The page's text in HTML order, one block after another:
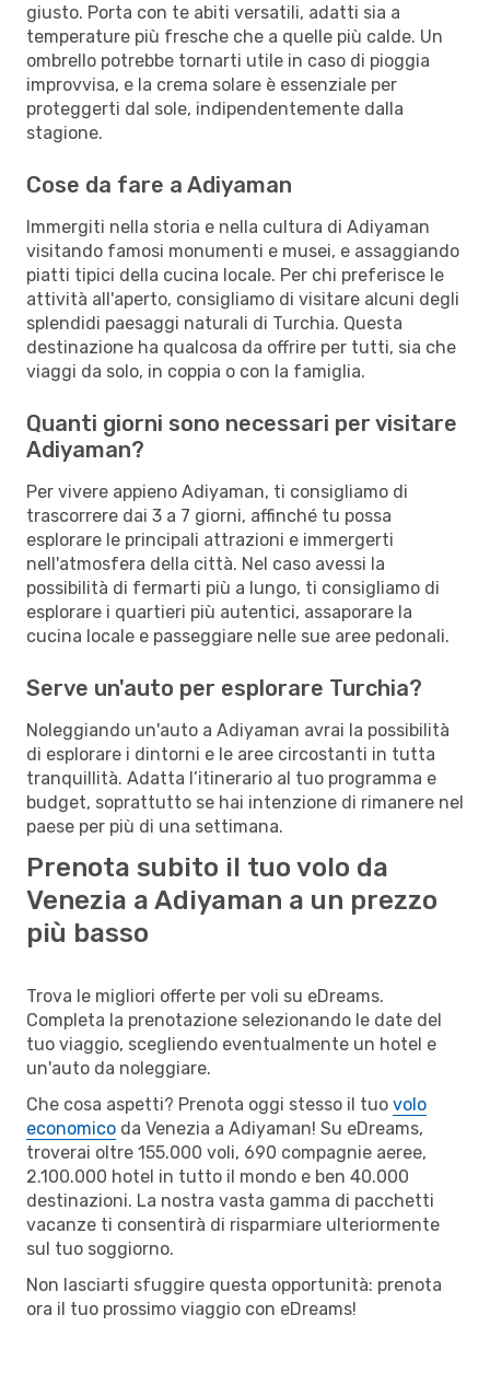
giusto. Porta con te abiti versatili, adatti sia a
temperature più fresche che a quelle più calde. Un
ombrello potrebbe tornarti utile in caso di pioggia
improvvisa, e la crema solare è essenziale per
proteggerti dal sole, indipendentemente dalla
stagione.
Cose da fare a Adiyaman
Immergiti nella storia e nella cultura di Adiyaman
visitando famosi monumenti e musei, e assaggiando
piatti tipici della cucina locale. Per chi preferisce le
attività all'aperto, consigliamo di visitare alcuni degli
splendidi paesaggi naturali di Turchia. Questa
destinazione ha qualcosa da offrire per tutti, sia che
viaggi da solo, in coppia o con la famiglia.
Quanti giorni sono necessari per visitare
Adiyaman?
Per vivere appieno Adiyaman, ti consigliamo di
trascorrere dai 3 a 7 giorni, affinché tu possa
esplorare le principali attrazioni e immergerti
nell'atmosfera della città. Nel caso avessi la
possibilità di fermarti più a lungo, ti consigliamo di
esplorare i quartieri più autentici, assaporare la
cucina locale e passeggiare nelle sue aree pedonali.
Serve un'auto per esplorare Turchia?
Noleggiando un'auto a Adiyaman avrai la possibilità
di esplorare i dintorni e le aree circostanti in tutta
tranquillità. Adatta l’itinerario al tuo programma e
budget, soprattutto se hai intenzione di rimanere nel
paese per più di una settimana.
Prenota subito il tuo volo da
Venezia a Adiyaman a un prezzo
più basso
Trova le migliori offerte per voli su eDreams.
Completa la prenotazione selezionando le date del
tuo viaggio, scegliendo eventualmente un hotel e
un'auto da noleggiare.
Che cosa aspetti? Prenota oggi stesso il tuo volo
economico da Venezia a Adiyaman! Su eDreams,
troverai oltre 155.000 voli, 690 compagnie aeree,
2.100.000 hotel in tutto il mondo e ben 40.000
destinazioni. La nostra vasta gamma di pacchetti
vacanze ti consentirà di risparmiare ulteriormente
sul tuo soggiorno.
Non lasciarti sfuggire questa opportunità: prenota
ora il tuo prossimo viaggio con eDreams!